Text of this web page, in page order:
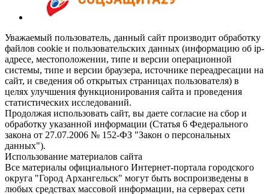
Уважаемый пользователь, данный сайт производит обработку
файлов cookie и пользовательских данных (информацию об ip-
адресе, местоположении, типе и версии операционной
системы, типе и версии браузера, источнике переадресации на
сайт, и сведения об открытых страницах пользователя) в
целях улучшения функционирования сайта и проведения
статистических исследований.
Продолжая использовать сайт, вы даете согласие на сбор и
обработку указанной информации (Статья 6 Федерального
закона от 27.07.2006 № 152-ФЗ "Закон о персональных
данных").
Использование материалов сайта
Все материалы официального Интернет-портала городского
округа "Город Архангельск" могут быть воспроизведены в
любых средствах массовой информации, на серверах сети